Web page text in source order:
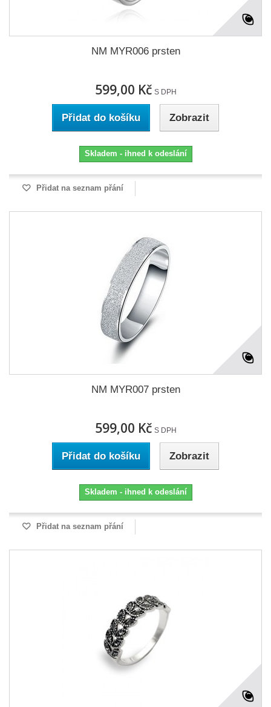
NM MYR006 prsten
599,00 Kč S DPH
Přidat do košíku Zobrazit
Skladem - ihned k odeslání
Přidat na seznam přání
NM MYR007 prsten
599,00 Kč S DPH
Přidat do košíku Zobrazit
Skladem - ihned k odeslání
Přidat na seznam přání